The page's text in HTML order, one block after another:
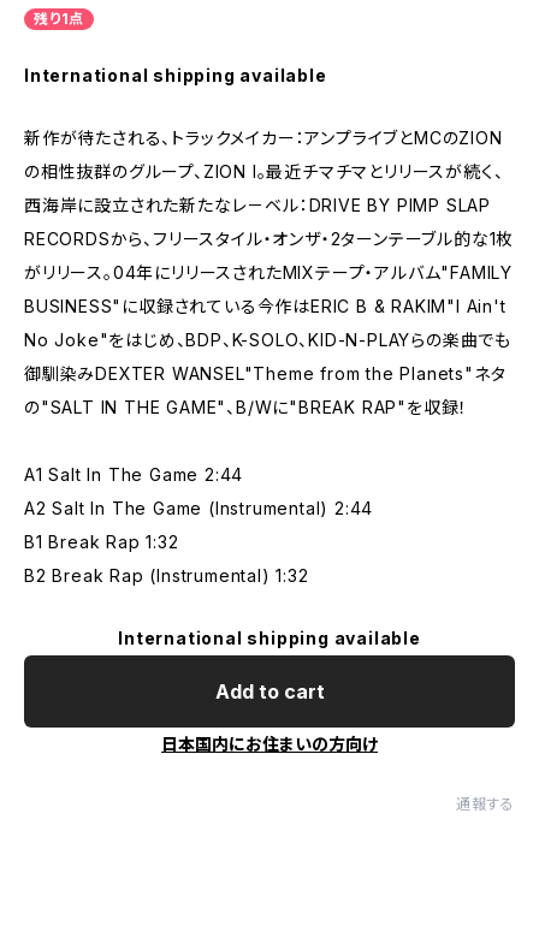
残り1点
International shipping available
新作が待たされる、トラックメイカー：アンプライブとMCのZION
の相性抜群のグループ、ZION I。最近チマチマとリリースが続く、
西海岸に設立された新たなレ－ベル：DRIVE BY PIMP SLAP
RECORDSから、フリースタイル・オンザ・2ターンテーブル的な1枚
がリリース。04年にリリースされたMIXテープ・アルバム"FAMILY
BUSINESS"に収録されている今作はERIC B & RAKIM"I Ain't
No Joke"をはじめ、BDP、K-SOLO、KID-N-PLAYらの楽曲でも
御馴染みDEXTER WANSEL"Theme from the Planets"ネタ
の"SALT IN THE GAME"、B/Wに"BREAK RAP"を収録！
A1 Salt In The Game 2:44
A2 Salt In The Game (Instrumental) 2:44
B1 Break Rap 1:32
B2 Break Rap (Instrumental) 1:32
International shipping available
Add to cart
日本国内にお住まいの方向け
通報する